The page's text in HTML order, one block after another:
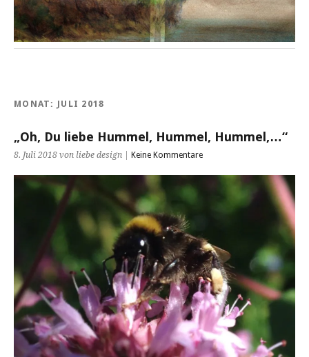
MONAT: JULI 2018
„Oh, Du liebe Hummel, Hummel, Hummel,…“
8. Juli 2018 von liebe design | Keine Kommentare